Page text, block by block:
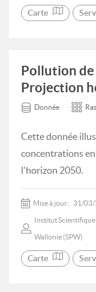
Carte
Pollution
Projection
Donnée
Cette donnée
concentrations
l'horizon 2050.
Mise à jour: 31/03/
Institut Scientifique
Wallonie (SPW)
Carte